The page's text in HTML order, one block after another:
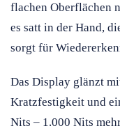
flachen Oberflächen
es satt in der Hand,
sorgt für
Das Display glänzt
Kratzfestigkeit und
Nits – 1.000 Nits